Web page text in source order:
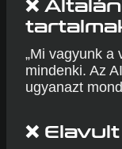
❌
„Mi vagyunk a
mindenki. Az
ugyanazt
❌